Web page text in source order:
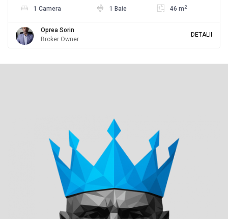
1 Camera 1 Baie 46 m 2
Oprea Sorin
Broker Owner
DETALII